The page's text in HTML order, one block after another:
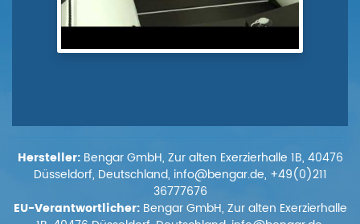
Hersteller:Bengar GmbH, Zur alten Exerzierhalle 1B, 40476
Düsseldorf, Deutschland, info@bengar.de, +49(0)211
36777676
EU-Verantwortlicher:Bengar GmbH, Zur alten Exerzierhalle